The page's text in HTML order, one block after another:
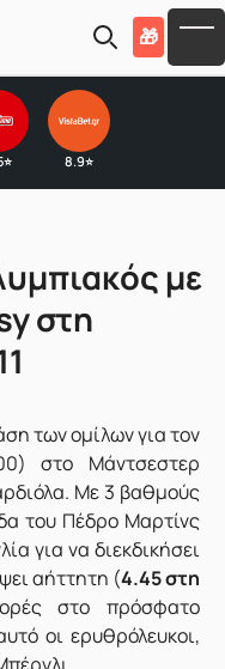
🎁
⭐ 8.9⭐
με
στη
των ομίλων για τον
στο Μάντσεστερ
Με 3 βαθμούς
του Πέδρο Μαρτίνς
για να διεκδικήσει
αήττητη (4.45 στη
στο πρόσφατο
οι ερυθρόλευκοι,